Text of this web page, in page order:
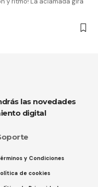
digital
y Condiciones
de cookies